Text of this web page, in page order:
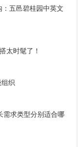
五邑碧桂园中英文
太时髦了！
织
需求类型分别适合哪